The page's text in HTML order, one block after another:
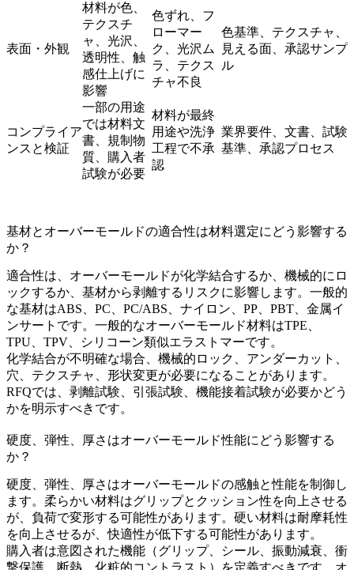
表面・外観
材料が色、
テクスチ
ャ、光沢、
透明性、触
感仕上げに
影響
色ずれ、フ
ローマー
ク、光沢ム
ラ、テクス
チャ不良
色基準、テクスチャ、
見える面、承認サンプ
ル
コンプライア
ンスと検証
一部の用途
では材料文
書、規制物
質、購入者
試験が必要
材料が最終
用途や洗浄
工程で不承
認
業界要件、文書、試験
基準、承認プロセス
基材とオーバーモールドの適合性は材料選定にどう影響する
か？
適合性は、オーバーモールドが化学結合するか、機械的にロ
ックするか、基材から剥離するリスクに影響します。一般的
な基材はABS、PC、PC/ABS、ナイロン、PP、PBT、金属イ
ンサートです。一般的なオーバーモールド材料はTPE、
TPU、TPV、シリコーン類似エラストマーです。
化学結合が不明確な場合、機械的ロック、アンダーカット、
穴、テクスチャ、形状変更が必要になることがあります。
RFQでは、剥離試験、引張試験、機能接着試験が必要かどう
かを明示すべきです。
硬度、弾性、厚さはオーバーモールド性能にどう影響する
か？
硬度、弾性、厚さはオーバーモールドの感触と性能を制御し
ます。柔らかい材料はグリップとクッション性を向上させる
が、負荷で変形する可能性があります。硬い材料は耐摩耗性
を向上させるが、快適性が低下する可能性があります。
購入者は意図された機能（グリップ、シール、振動減衰、衝